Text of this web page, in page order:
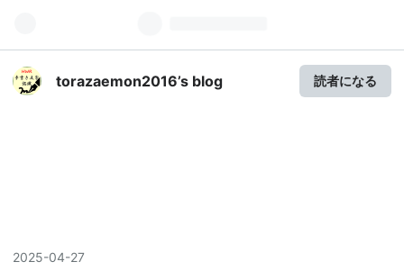
torazaemon2016’s blog 読者になる
2025-04-27